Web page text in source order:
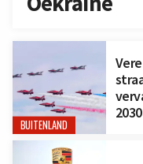
BUITENLAND
2030